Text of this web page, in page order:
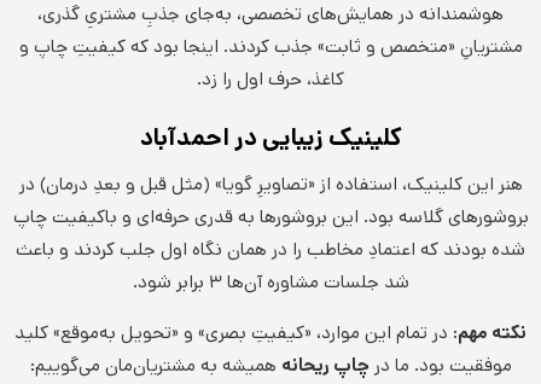
هوشمندانه در همایش‌های تخصصی، به‌جای جذبِ مشتریِ گذری،
مشتریانِ «متخصص و ثابت» جذب کردند. اینجا بود که کیفیتِ چاپ و
کاغذ، حرف اول را زد.
کلینیک زیبایی در احمدآباد
هنر این کلینیک، استفاده از «تصاویرِ گویا» (مثل قبل و بعدِ درمان) در
بروشورهای گلاسه بود. این بروشورها به قدری حرفه‌ای و باکیفیت چاپ
شده بودند که اعتمادِ مخاطب را در همان نگاه اول جلب کردند و باعث
شد جلسات مشاوره آن‌ها ۳ برابر شود.
نکته مهم: در تمام این موارد، «کیفیتِ بصری» و «تحویل به‌موقع» کلید
موفقیت بود. ما درچاپ ریحانه همیشه به مشتریان‌مان می‌گوییم: